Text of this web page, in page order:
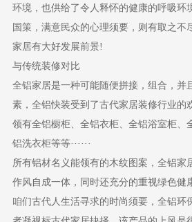
环境，也供给了令人释怀的健康的呼吸环
国策，满意民众的心理须要，则有取之不
家居有大好发展前景!
与传统装修对比
全铝家居是一种可能随便拼接，组合，并
素，全铝快装受到了古代家居装修行业的
领有全铝橱柜、全铝衣柜、全铝浴室柜、
铝洗衣柜等等······
所有铝材名义能领有的木纹图案，全铝家
作风自成一体，同时还充分的重视绿色健
咱们古代人生活寻求的时尚须要，全铝环